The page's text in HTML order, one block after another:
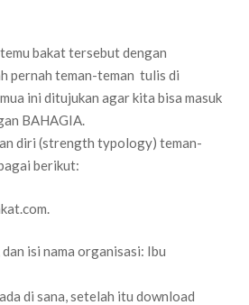
bakat tersebut dengan
pernah teman-teman tulis di
ini ditujukan agar kita bisa masuk
BAHAGIA.
diri (strength typology) teman-
berikut:
isi nama organisasi: Ibu
di sana, setelah itu download